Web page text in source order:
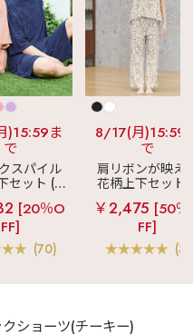
)15:59ま
で
スパイル
セット (男
サイズ)
[20％O
FF]
(70)
8/17(月)15:59
で
肩リボンが映え
花柄上下セット
メニーフラワー
ングパンツ 上下
ット
￥2,475 [50
FF]
(3)
ショーツ(チーキー)